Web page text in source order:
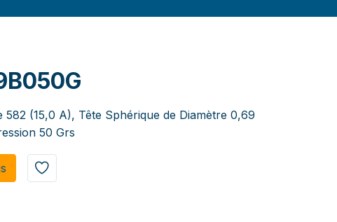
582 (15,0 A), Tête Sphérique de Diamètre 0,69
50 Grs